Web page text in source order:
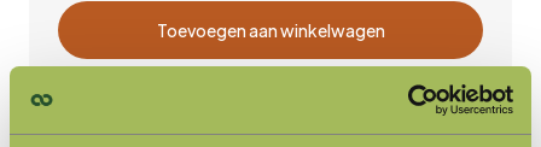
Toevoegen aan winkelwagen